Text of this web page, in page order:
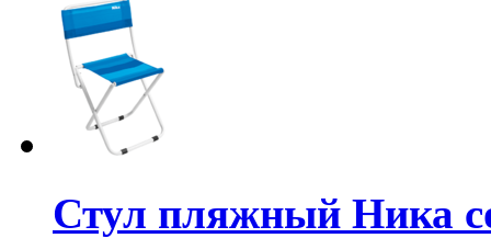
Стул пляжный Ника